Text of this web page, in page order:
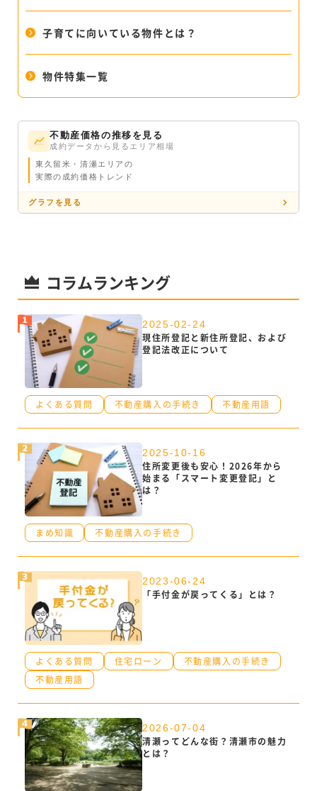
子育てに向いている物件とは？
物件特集一覧
不動産価格の推移を見る
成約データから見るエリア相場
東久留米・清瀬エリアの
実際の成約価格トレンド
グラフを見る
コラムランキング
2025-02-24
現住所登記と新住所登記、および
登記法改正について
よくある質問 不動産購入の手続き 不動産用語
2025-10-16
住所変更後も安心！2026年から
始まる「スマート変更登記」と
は？
まめ知識 不動産購入の手続き
2023-06-24
「手付金が戻ってくる」とは？
よくある質問 住宅ローン
不動産購入の手続き
不動産用語
2026-07-04
清瀬ってどんな街？清瀬市の魅力
とは？